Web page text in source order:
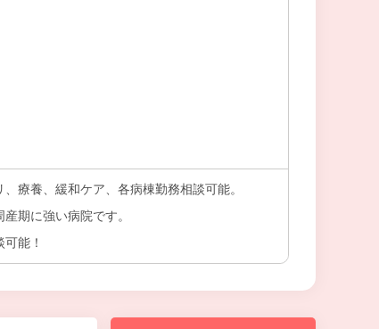
療養、緩和ケア、各病棟勤務相談可能。
期に強い病院です。
能！